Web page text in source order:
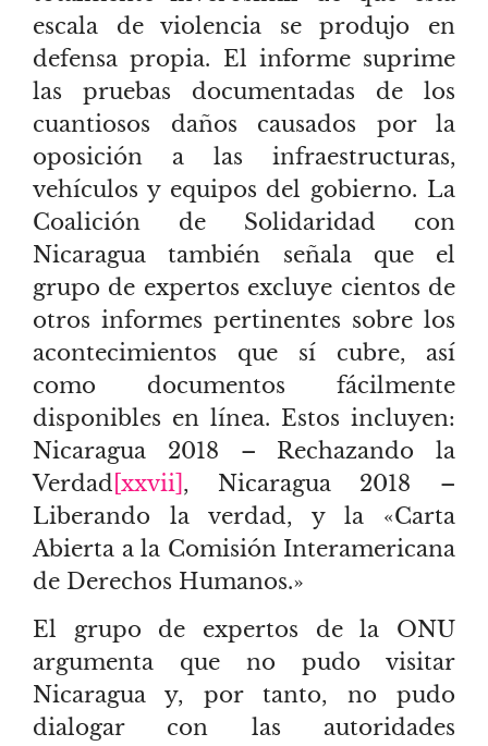
escala de violencia se produjo en
defensa propia. El informe suprime
las pruebas documentadas de los
cuantiosos daños causados por la
oposición a las infraestructuras,
vehículos y equipos del gobierno. La
Coalición de Solidaridad con
Nicaragua también señala que el
grupo de expertos excluye cientos de
otros informes pertinentes sobre los
acontecimientos que sí cubre, así
como documentos fácilmente
disponibles en línea. Estos incluyen:
Nicaragua 2018 – Rechazando la
Verdad [xxvii] , Nicaragua 2018 –
Liberando la verdad, y la «Carta
Abierta a la Comisión Interamericana
de Derechos Humanos.»
El grupo de expertos de la ONU
argumenta que no pudo visitar
Nicaragua y, por tanto, no pudo
dialogar con las autoridades